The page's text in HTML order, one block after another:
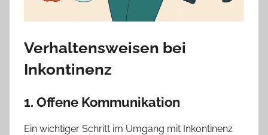
Verhaltensweisen bei
Inkontinenz
1. Offene Kommunikation
Ein wichtiger Schritt im Umgang mit Inkontinenz